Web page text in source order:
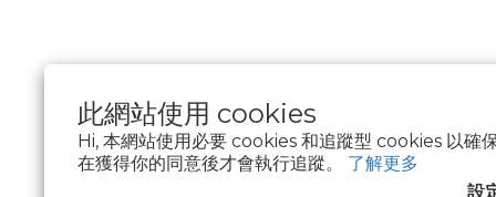
此網站使用 cookies
Hi, 本網站使用必要 cookies 和追蹤型 cookies 以確
在獲得你的同意後才會執行追蹤。 了解更多
設
$ TWD 繁體中文